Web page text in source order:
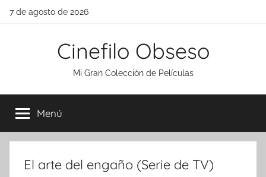
Saltar
7 de agosto de 2026
Cinefilo Obseso
Mi Gran Colección de Películas
Menú
El arte del engaño (Serie de TV)